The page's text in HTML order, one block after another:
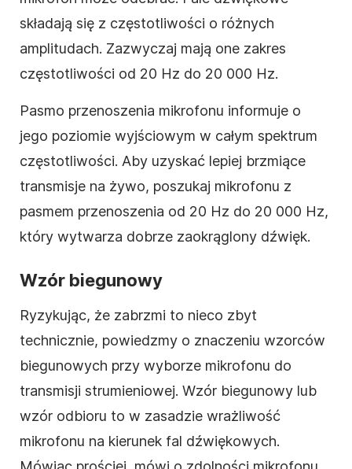
składają się z częstotliwości o różnych
amplitudach. Zazwyczaj mają one zakres
częstotliwości od 20 Hz do 20 000 Hz.
Pasmo przenoszenia mikrofonu informuje o
jego poziomie wyjściowym w całym spektrum
częstotliwości. Aby uzyskać lepiej brzmiące
transmisje na żywo, poszukaj mikrofonu z
pasmem przenoszenia od 20 Hz do 20 000 Hz,
który wytwarza dobrze zaokrąglony dźwięk.
Wzór biegunowy
Ryzykując, że zabrzmi to nieco zbyt
technicznie, powiedzmy o znaczeniu wzorców
biegunowych przy wyborze mikrofonu do
transmisji strumieniowej. Wzór biegunowy lub
wzór odbioru to w zasadzie wrażliwość
mikrofonu na kierunek fal dźwiękowych.